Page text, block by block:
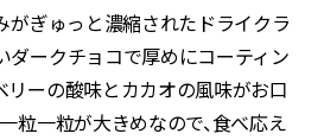
みがぎゅっと濃縮されたドライクラ
ダークチョコで厚めにコーティン
リーの酸味とカカオの風味がお口
粒一粒が大きめなので、食べ応え